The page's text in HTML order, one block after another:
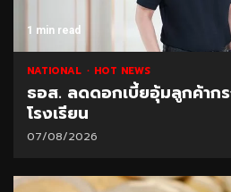
1 min read
NATIONAL HOT NEWS
ธอส. ลดดอกเบี้ยอุ้มลูกค้าก
โรงเรียน
07/08/2026